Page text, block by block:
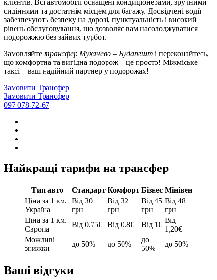
клієнтів. Всі автомобілі оснащені кондиціонерами, зручними
сидіннями та достатнім місцем для багажу. Досвідчені водії
забезпечують безпеку на дорозі, пунктуальність і високий
рівень обслуговування, що дозволяє вам насолоджуватися
подорожжю без зайвих турбот.
Замовляйте трансфер Мукачево – Будапешт і переконайтесь,
що комфортна та вигідна подорож – це просто! Міжміське
таксі – ваш надійний партнер у подорожах!
Замовити Трансфер
Замовити Трансфер
097 078-72-67
Найкращі тарифи на трансфер
Тип авто Стандарт Комфорт Бізнес Мінівен
Ціна за 1 км.
Україна
Від 30
грн
Від 32
грн
Від 45
грн
Від 48
грн
Ціна за 1 км.
Європа
Від 0.75€ Від 0.8€ Від 1€
Від
1,20€
Можливі
знижки
до 50% до 50%
до
50%
до 50%
Ваші відгуки